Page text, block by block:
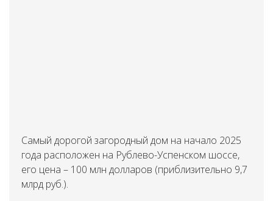
Самый дорогой загородный дом на начало 2025
года расположен на Рублево-Успенском шоссе,
его цена – 100 млн долларов (приблизительно 9,7
млрд руб.).